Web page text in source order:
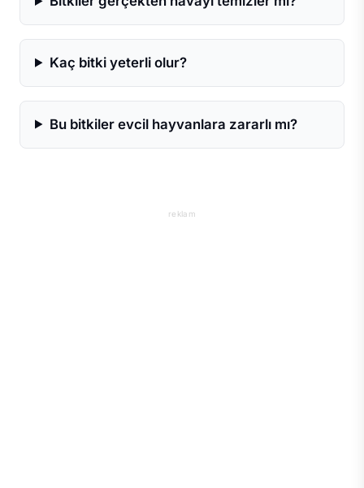
Kaç bitki yeterli olur?
Bu bitkiler evcil hayvanlara zararlı mı?
reklam